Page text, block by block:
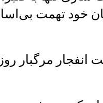
خود تهمت
مرگبار